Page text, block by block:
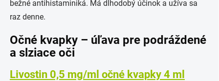
bežné antihistaminiká. Má dlhodobý účinok a užíva sa
raz denne.
Očné kvapky – úľava pre podráždené
a slziace oči
Livostin 0,5 mg/ml očné kvapky 4 ml